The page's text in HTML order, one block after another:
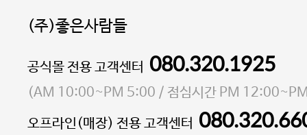
(주)좋은사람들
대표 이성현,박영환| 개인정보관리책임자 김상현
소재지 서울특별시 마포구 마포대로4다길 41 마포
통신판매업 신고번호 2023-서울마포-3931호
공식몰 전용 고객센터 080.320.1925
(AM 10:00~PM 5:00 / 점심시간 PM
오프라인(매장) 전용 고객센터